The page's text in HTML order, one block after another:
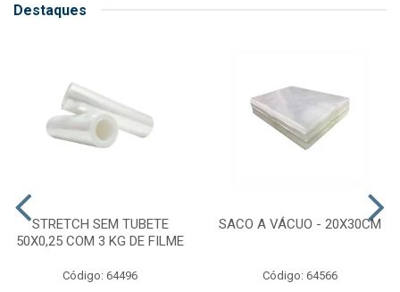
Destaques
STRETCH SEM TUBETE
50X0,25 COM 3 KG DE FILME
Código: 64496
SACO A VÁCUO - 20X30CM
Código: 64566